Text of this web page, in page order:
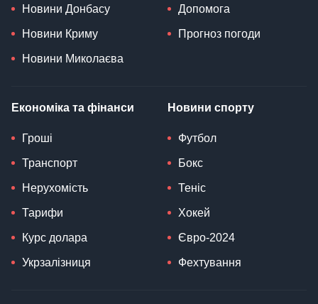
Новини Донбасу
Новини Криму
Новини Миколаєва
Допомога
Прогноз погоди
Економіка та фінанси
Гроші
Транспорт
Нерухомість
Тарифи
Курс долара
Укрзалізниця
Новини спорту
Футбол
Бокс
Теніс
Хокей
Євро-2024
Фехтування